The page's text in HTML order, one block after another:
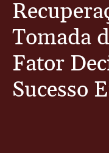
Tomada
Fator
Sucesso